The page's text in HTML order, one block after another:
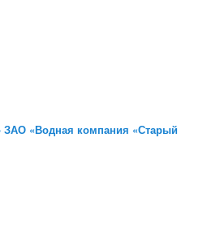
«Водная компания «Старый